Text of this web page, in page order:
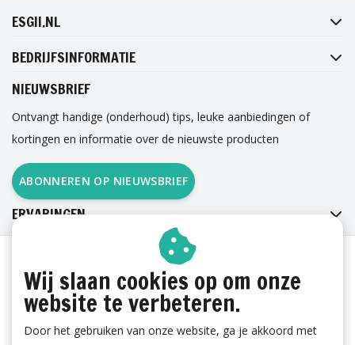
ESGII.NL
BEDRIJFSINFORMATIE
NIEUWSBRIEF
Ontvangt handige (onderhoud) tips, leuke aanbiedingen of
kortingen en informatie over de nieuwste producten
ABONNEREN OP NIEUWSBRIEF
ERVARINGEN
Wij slaan cookies op om onze
website te verbeteren.
Door het gebruiken van onze website, ga je akkoord met